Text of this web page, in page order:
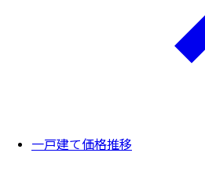
一戸建て価格推移